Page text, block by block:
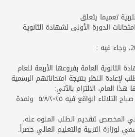
تعميما يتعلق
الدورة الأولى لشهادة الثانوية
العامة بفروعها الأربعة للعام
لإعادة النظر بنتيجة امتحاناتهم الرسمية
العام، الالتزام بالآتي:
- تقديم الطلب ابتداء من صباح الثلاثاء الواقع فيه ٥/٨/٢٠٢٥ ولمدة
المخصص لتقديم الطلب المنوه عنه،
لوزارة التربية والتعليم العالي حصراً.